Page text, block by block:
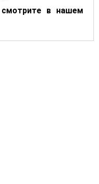
в нашем